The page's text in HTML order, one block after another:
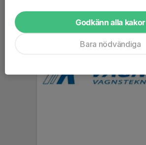
Godkänn alla kakor
Bara nödvändiga